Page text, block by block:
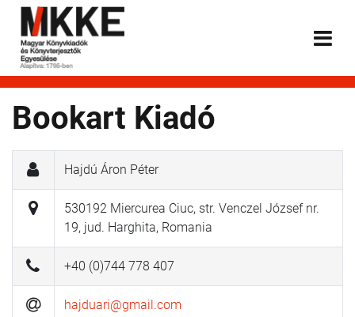
Bookart Kiadó
Hajdú Áron Péter
530192 Miercurea Ciuc, str. Venczel József nr.
19, jud. Harghita, Romania
+40 (0)744 778 407
hajduari@gmail.com